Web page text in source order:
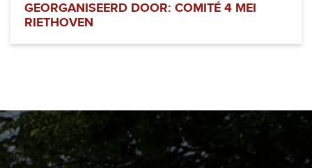
GEORGANISEERD DOOR: COMITÉ 4 MEI
RIETHOVEN